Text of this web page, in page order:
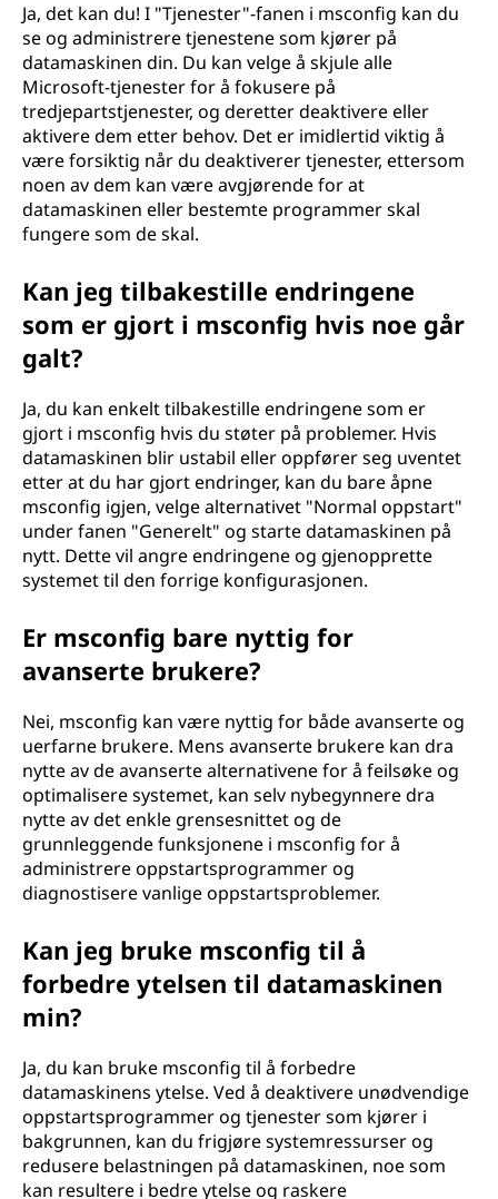
Ja, det kan du! I "Tjenester"-fanen i msconfig kan du
se og administrere tjenestene som kjører på
datamaskinen din. Du kan velge å skjule alle
Microsoft-tjenester for å fokusere på
tredjepartstjenester, og deretter deaktivere eller
aktivere dem etter behov. Det er imidlertid viktig å
være forsiktig når du deaktiverer tjenester, ettersom
noen av dem kan være avgjørende for at
datamaskinen eller bestemte programmer skal
fungere som de skal.
Kan jeg tilbakestille endringene
som er gjort i msconfig hvis noe går
galt?
Ja, du kan enkelt tilbakestille endringene som er
gjort i msconfig hvis du støter på problemer. Hvis
datamaskinen blir ustabil eller oppfører seg uventet
etter at du har gjort endringer, kan du bare åpne
msconfig igjen, velge alternativet "Normal oppstart"
under fanen "Generelt" og starte datamaskinen på
nytt. Dette vil angre endringene og gjenopprette
systemet til den forrige konfigurasjonen.
Er msconfig bare nyttig for
avanserte brukere?
Nei, msconfig kan være nyttig for både avanserte og
uerfarne brukere. Mens avanserte brukere kan dra
nytte av de avanserte alternativene for å feilsøke og
optimalisere systemet, kan selv nybegynnere dra
nytte av det enkle grensesnittet og de
grunnleggende funksjonene i msconfig for å
administrere oppstartsprogrammer og
diagnostisere vanlige oppstartsproblemer.
Kan jeg bruke msconfig til å
forbedre ytelsen til datamaskinen
min?
Ja, du kan bruke msconfig til å forbedre
datamaskinens ytelse. Ved å deaktivere unødvendige
oppstartsprogrammer og tjenester som kjører i
bakgrunnen, kan du frigjøre systemressurser og
redusere belastningen på datamaskinen, noe som
kan resultere i bedre ytelse og raskere